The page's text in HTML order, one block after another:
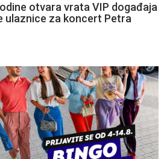
otvara vrata VIP događaja
ulaznice za koncert Petra